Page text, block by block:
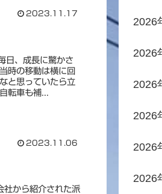
2023.11.17
日、成長に驚かさ
時の移動は横に回
と思っていたら立
転車も補...
2023.11.06
社から紹介された派
2026
2026
2026
2026
2026
2026